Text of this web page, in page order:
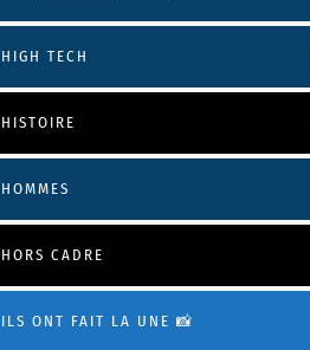
HIGH TECH
HISTOIRE
HOMMES
HORS CADRE
ILS ONT FAIT LA UNE 📸